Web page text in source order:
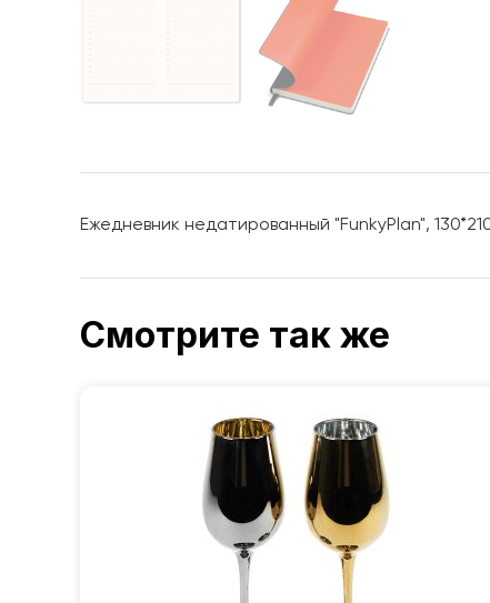
Ежедневник недатированный "FunkyPlan",
Смотрите так же